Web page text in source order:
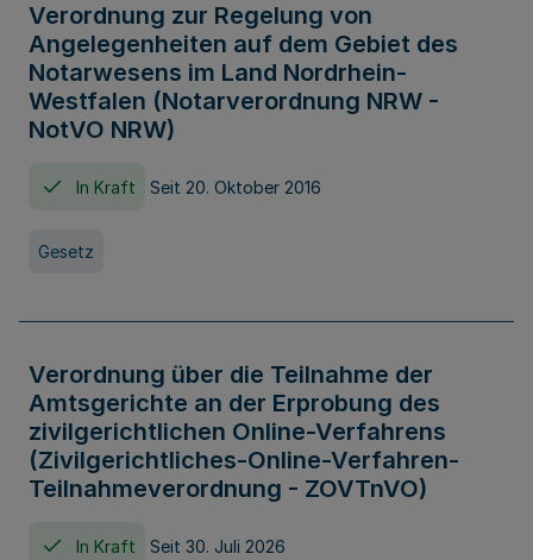
Verordnung zur Regelung von
Angelegenheiten auf dem Gebiet des
Notarwesens im Land Nordrhein-
Westfalen (Notarverordnung NRW -
NotVO NRW)
In Kraft Seit 20. Oktober 2016
Gesetz
Verordnung über die Teilnahme der
Amtsgerichte an der Erprobung des
zivilgerichtlichen Online-Verfahrens
(Zivilgerichtliches-Online-Verfahren-
Teilnahmeverordnung - ZOVTnVO)
In Kraft Seit 30. Juli 2026